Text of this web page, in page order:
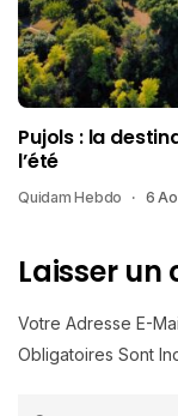
Pujols : la
l’été
Quidam Hebdo 6
Laisser
Votre Adresse E-
Obligatoires Sont